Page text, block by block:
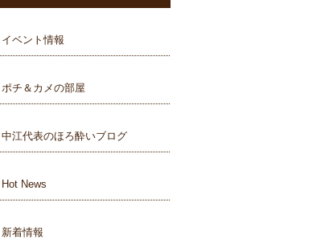
イベント情報
ポチ＆カメの部屋
中江代表のほろ酔いブログ
Hot News
新着情報